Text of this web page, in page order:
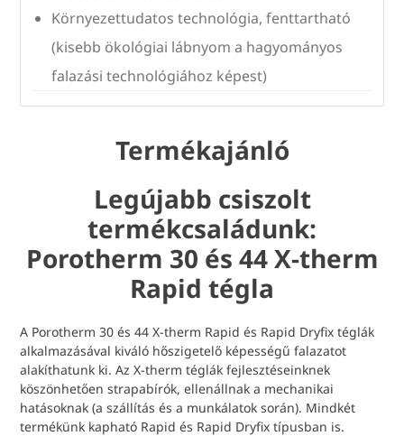
Környezettudatos technológia, fenttartható
(kisebb ökológiai lábnyom a hagyományos
falazási technológiához képest)
Termékajánló
Legújabb csiszolt
termékcsaládunk:
Porotherm 30 és 44 X-therm
Rapid tégla
A Porotherm 30 és 44 X-therm Rapid és Rapid Dryfix téglák
alkalmazásával kiváló hőszigetelő képességű falazatot
alakíthatunk ki. Az X-therm téglák fejlesztéseinknek
köszönhetően strapabírók, ellenállnak a mechanikai
hatásoknak (a szállítás és a munkálatok során). Mindkét
termékünk kapható Rapid és Rapid Dryfix típusban is.